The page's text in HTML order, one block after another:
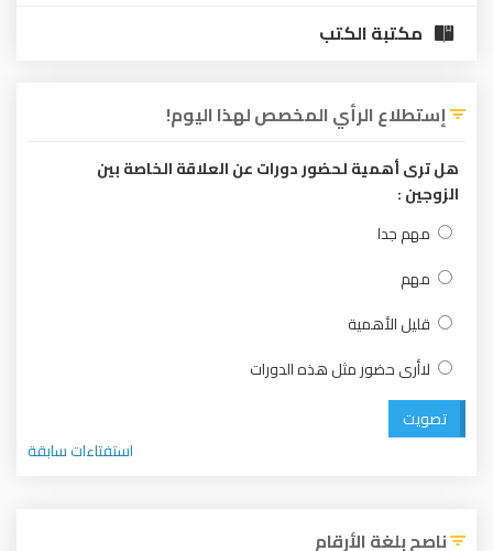
مكتبة الكتب
إستطلاع الرأي المخصص لهذا اليوم!
هل ترى أهمية لحضور دورات عن العلاقة الخاصة بين
الزوجين :
مهم جدا
مهم
قليل الأهمية
لاأرى حضور مثل هذه الدورات
تصويت
استفتاءات سابقة
ناصح بلغة الأرقام